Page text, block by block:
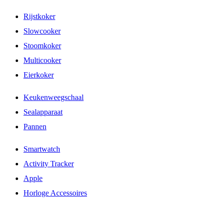
Rijstkoker
Slowcooker
Stoomkoker
Multicooker
Eierkoker
Keukenweegschaal
Sealapparaat
Pannen
Smartwatch
Activity Tracker
Apple
Horloge Accessoires